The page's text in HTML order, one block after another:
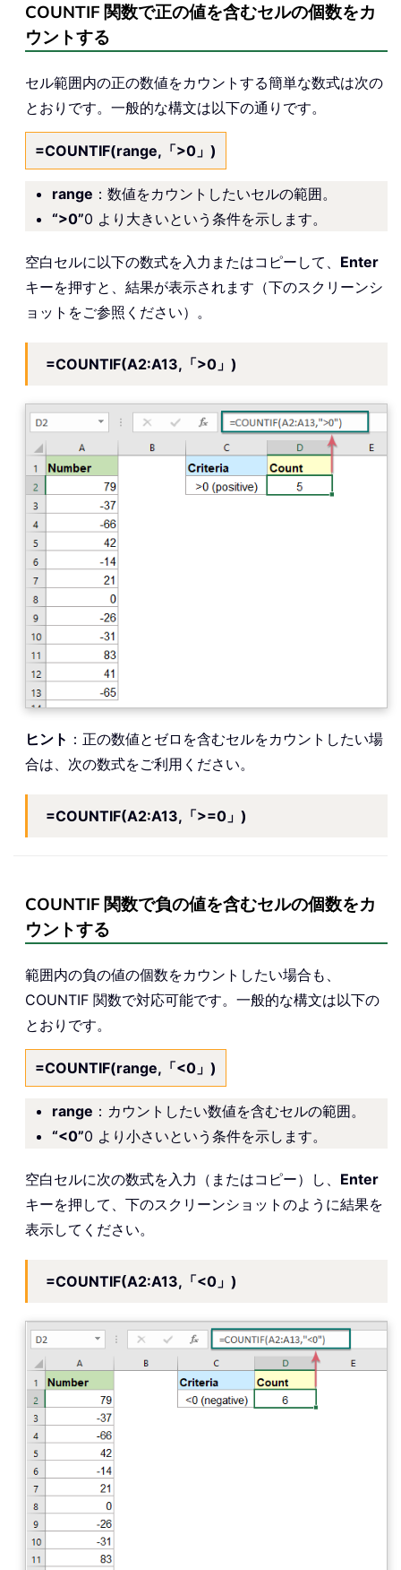
COUNTIF 関数で正の値を含むセルの個数をカ
ウントする
セル範囲内の正の数値をカウントする簡単な数式は次の
とおりです。一般的な構文は以下の通りです。
=COUNTIF(range,「>0」)
range ：数値をカウントしたいセルの範囲。
“>0”0 より大きいという条件を示します。
空白セルに以下の数式を入力またはコピーして、 Enter
キーを押すと、結果が表示されます（下のスクリーンシ
ョットをご参照ください）。
=COUNTIF(A2:A13,「>0」)
ヒント ：正の数値とゼロを含むセルをカウントしたい場
合は、次の数式をご利用ください。
=COUNTIF(A2:A13,「>=0」)
COUNTIF 関数で負の値を含むセルの個数をカ
ウントする
範囲内の負の値の個数をカウントしたい場合も、
COUNTIF 関数で対応可能です。一般的な構文は以下の
とおりです。
=COUNTIF(range,「<0」)
range ：カウントしたい数値を含むセルの範囲。
“<0”0 より小さいという条件を示します。
空白セルに次の数式を入力（またはコピー）し、 Enter
キーを押して、下のスクリーンショットのように結果を
表示してください。
=COUNTIF(A2:A13,「<0」)